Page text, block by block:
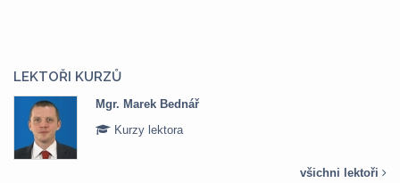
LEKTOŘI KURZŮ
Mgr. Veronika Pázmányová
Kurzy lektora
všichni lektoři